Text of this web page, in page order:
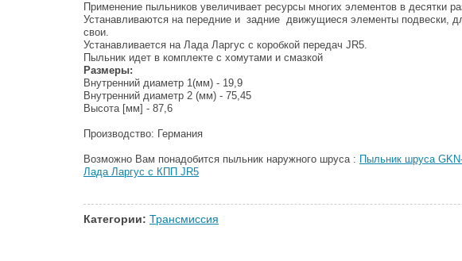
Применение пыльников увеличивает ресурсы многих элементов в десятки
Устанавливаются на передние и задние движущиеся элементы подвески,
свои.
Устанавливается на Лада Ларгус с коробкой передач JR5.
Пыльник идет в комплекте с хомутами и смазкой
Размеры:
Внутренний диаметр 1(мм) - 19,9
Внутренний диаметр 2 (мм) - 75,45
Высота [мм] - 87,6
Производство: Германия
Возможно Вам понадобится пыльник наружного шруса : Пыльник шруса
Лада Ларгус с КПП JR5
Категории: Трансмиссия